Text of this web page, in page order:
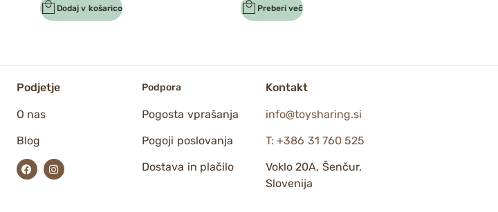
Dodaj v košarico Preberi več
Podjetje
O nas
Blog
Podpora
Pogosta vprašanja
Pogoji poslovanja
Dostava in plačilo
Kontakt
info@toysharing.si
T: +386 31 760 525
Voklo 20A, Šenčur,
Slovenija